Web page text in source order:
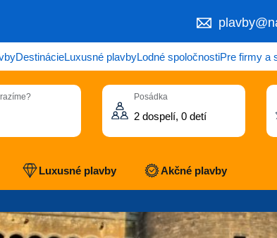
DestinácieLuxusné plavbyLodné spoločnostiPre firmy a
Posádka
Luxusné plavby Akčné plavby